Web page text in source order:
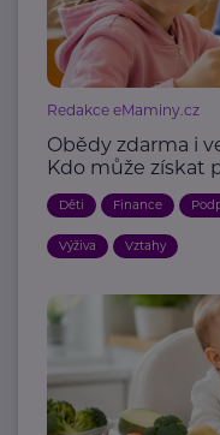
Redakce eMaminy.cz
Obědy zdarma i
Kdo může získat
Děti Finance
Výživa Vztahy